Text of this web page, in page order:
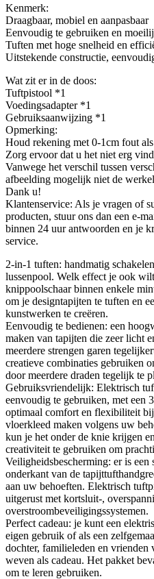
Kenmerk:
Draagbaar, mobiel en aanpasbaar
Eenvoudig te gebruiken en
Tuften met hoge snelheid en
Uitstekende constructie,
Wat zit er in de doos:
Tuftpistool *1
Voedingsadapter *1
Gebruiksaanwijzing *1
Opmerking:
Houd rekening met 0-1cm fout
Zorg ervoor dat u het niet erg
Vanwege het verschil tussen
afbeelding mogelijk niet de
Dank u!
Klantenservice: Als je vragen of
producten, stuur ons dan een e-
binnen 24 uur antwoorden en je
service.
2-in-1 tuften: handmatig
lussenpool. Welk effect je ook
knippoolschaar binnen enkele
om je designtapijten te tuften en
kunstwerken te creëren.
Eenvoudig te bedienen: een
maken van tapijten die zeer licht
meerdere strengen garen
creatieve combinaties gebruiken
door meerdere draden tegelijk te
Gebruiksvriendelijk: Elektrisch
eenvoudig te gebruiken, met een
optimaal comfort en flexibiliteit
vloerkleed maken volgens uw
kun je het onder de knie krijgen
creativiteit te gebruiken om
Veiligheidsbescherming: er is een
onderkant van de
aan uw behoeften. Elektrisch
uitgerust met kortsluit-,
overstroombeveiligingssystemen.
Perfect cadeau: je kunt een
eigen gebruik of als een
dochter, familieleden en vrienden
weven als cadeau. Het pakket
om te leren gebruiken.